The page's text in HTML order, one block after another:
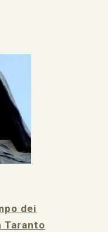
dei
Taranto